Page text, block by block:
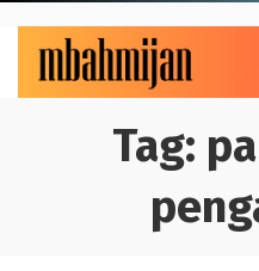
Tag: